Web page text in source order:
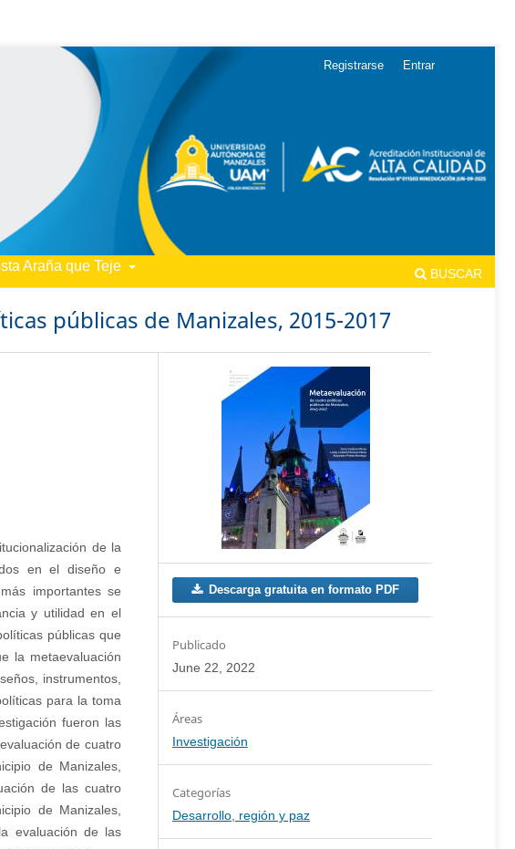
Araña que Teje BUSCAR
Registrarse Entrar
públicas de Manizales, 2015-2017
de la
en el diseño e
importantes se
y utilidad en el
públicas que
la metaevaluación
instrumentos,
para la toma
fueron las
de cuatro
de Manizales,
de las cuatro
de Manizales,
evaluación de las
Descarga gratuita en formato PDF
Publicado
June 22, 2022
Investigación
Categorías
Desarrollo, región y paz